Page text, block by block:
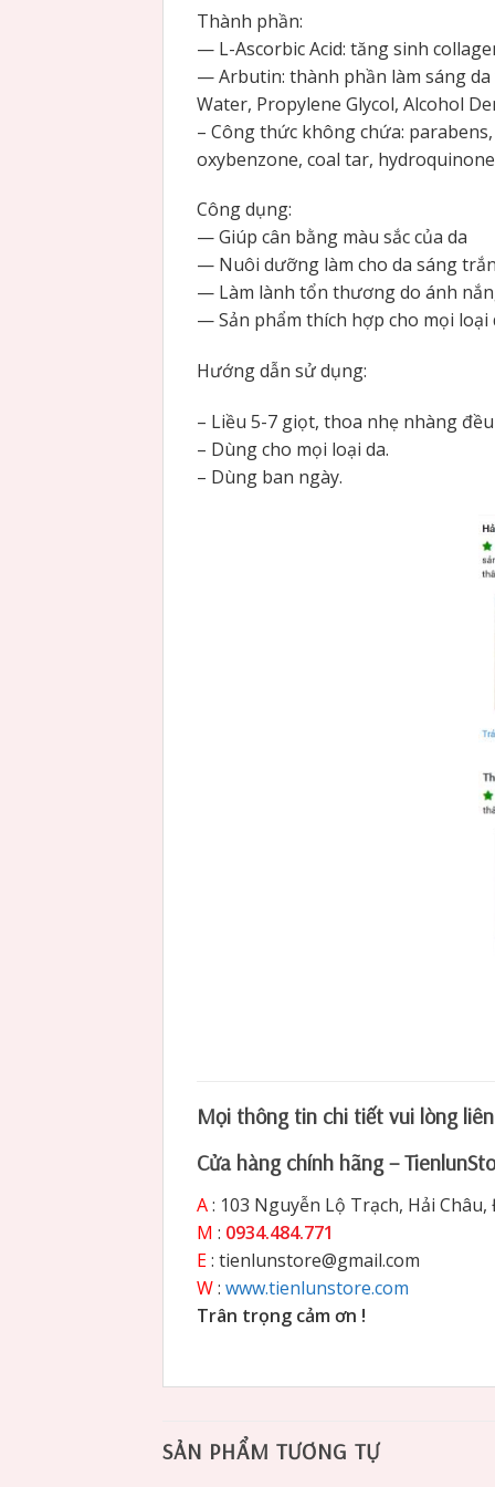
Thành phần:
— L-Ascorbic Acid: tăng sinh
— Arbutin: thành phần làm sáng da
Water, Propylene Glycol, Alcohol
– Công thức không chứa:
oxybenzone, coal tar,
Công dụng:
— Giúp cân bằng màu sắc của da
— Nuôi dưỡng làm cho da sáng
— Làm lành tổn thương do ánh
— Sản phẩm thích hợp cho mọi loại
Hướng dẫn sử dụng:
– Liều 5-7 giọt, thoa nhẹ nhàng
– Dùng cho mọi loại da.
– Dùng ban ngày.
Mọi thông tin chi tiết vui lòng
Cửa hàng chính hãng –
A: 103 Nguyễn Lộ Trạch, Hải
M : 0934.484.771
E: tienlunstore@gmail.com
W: www.tienlunstore.com
Trân trọng cảm ơn !
SẢN PHẨM TƯƠNG TỰ